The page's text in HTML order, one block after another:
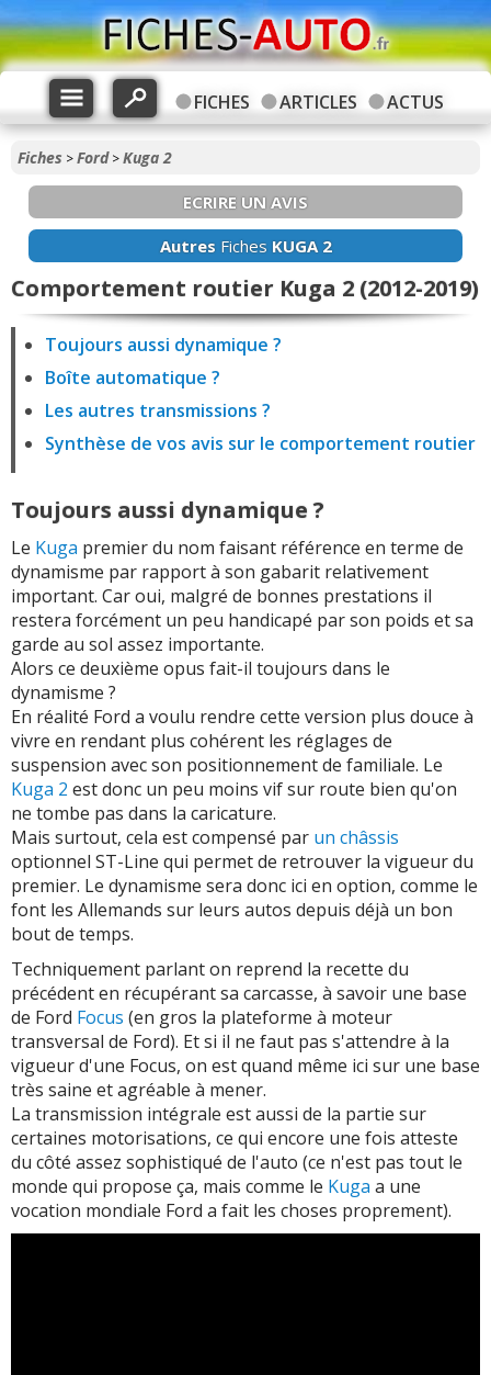
FICHES ARTICLES ACTUS
Fiches >Ford>Kuga 2
ECRIRE UN AVIS
AutresFiches KUGA 2
Comportement routier Kuga 2 (2012-2019)
Toujours aussi dynamique ?
Boîte automatique ?
Les autres transmissions ?
Synthèse de vos avis sur le comportement routier
Toujours aussi dynamique ?
Le Kuga premier du nom faisant référence en terme de
dynamisme par rapport à son gabarit relativement
important. Car oui, malgré de bonnes prestations il
restera forcément un peu handicapé par son poids et sa
garde au sol assez importante.
Alors ce deuxième opus fait-il toujours dans le
dynamisme ?
En réalité Ford a voulu rendre cette version plus douce à
vivre en rendant plus cohérent les réglages de
suspension avec son positionnement de familiale. Le
Kuga 2 est donc un peu moins vif sur route bien qu'on
ne tombe pas dans la caricature.
Mais surtout, cela est compensé par un châssis
optionnel ST-Line qui permet de retrouver la vigueur du
premier. Le dynamisme sera donc ici en option, comme le
font les Allemands sur leurs autos depuis déjà un bon
bout de temps.
Techniquement parlant on reprend la recette du
précédent en récupérant sa carcasse, à savoir une base
de Ford Focus (en gros la plateforme à moteur
transversal de Ford). Et si il ne faut pas s'attendre à la
vigueur d'une Focus, on est quand même ici sur une base
très saine et agréable à mener.
La transmission intégrale est aussi de la partie sur
certaines motorisations, ce qui encore une fois atteste
du côté assez sophistiqué de l'auto (ce n'est pas tout le
monde qui propose ça, mais comme le Kuga a une
vocation mondiale Ford a fait les choses proprement).